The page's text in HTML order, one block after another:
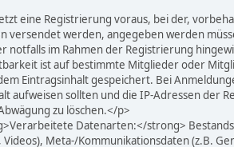
eine Registrierung voraus, bei der,
versendet werden, angegeben werden
notfalls im Rahmen der Registrierung
ist auf bestimmte Mitglieder oder
Eintragsinhalt gespeichert. Bei
aufweisen sollten und die IP-Adressen der
zu löschen.</p>
Datenarten:</strong>
Meta-/Kommunikationsdaten (z.B.